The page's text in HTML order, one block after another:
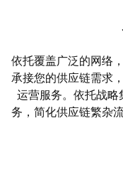
依托覆盖广泛的网络
承接您的供应链需求
运营服务。依托战略
务，简化供应链繁杂